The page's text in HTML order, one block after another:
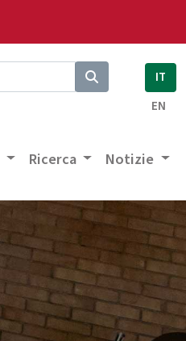
IT
EN
Ricerca Notizie